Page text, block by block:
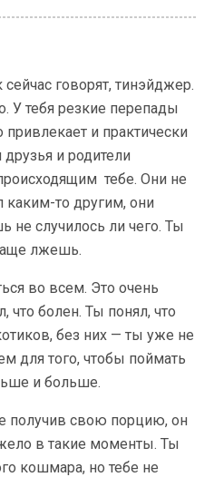
говорят, тинэйджер.
У тебя резкие перепады
привлекает и практически
друзья и родители
тебе. Они не
то другим, они
не случилось ли чего. Ты
лжешь.
во всем. Это очень
что болен. Ты понял, что
без них — ты уже не
того, чтобы поймать
и больше.
получив свою порцию, он
в такие моменты. Ты
кошмара, но тебе не